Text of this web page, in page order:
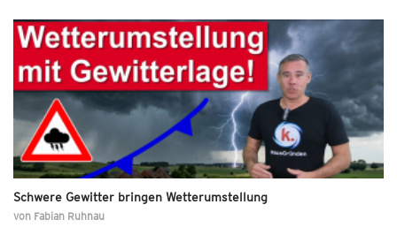
Schwere Gewitter bringen Wetterumstellung
von Fabian Ruhnau